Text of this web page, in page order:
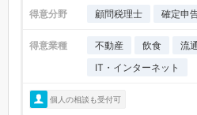
得意分野 顧問税理士 確定申
得意業種 不動産 飲食 流
IT・インターネット
個人の相談も受付可